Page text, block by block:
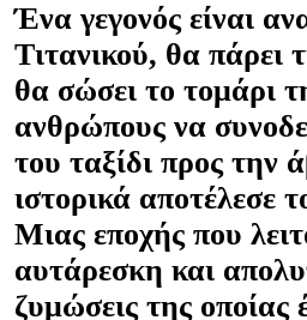
Ένα γεγονός είναι
Τιτανικού, θα πάρει
θα σώσει το τομάρι
ανθρώπους να
του ταξίδι προς την
ιστορικά αποτέλεσε
Μιας εποχής που
αυτάρεσκη και
ζυμώσεις της